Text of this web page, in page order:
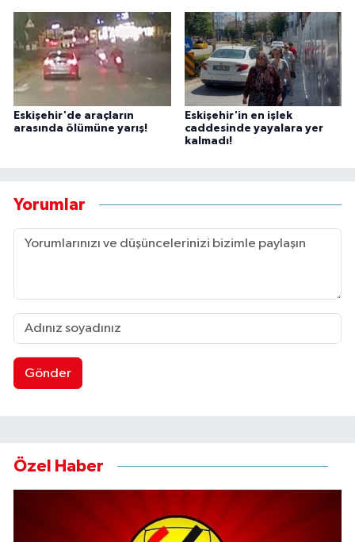
Eskişehir'de araçların
arasında ölümüne yarış!
Eskişehir'in en işlek
caddesinde yayalara yer
kalmadı!
Yorumlar
Gönder
Özel Haber